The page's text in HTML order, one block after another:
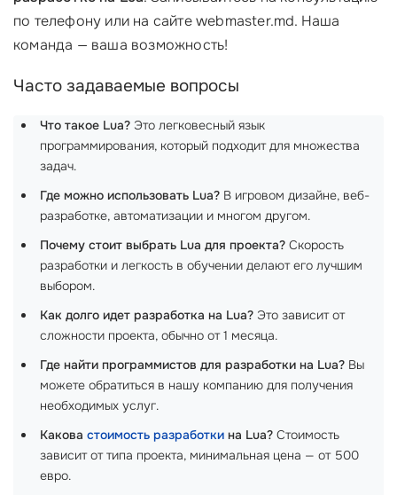
по телефону или на сайте webmaster.md. Наша
команда — ваша возможность!
Часто задаваемые вопросы
Что такое Lua? Это легковесный язык
программирования, который подходит для множества
задач.
Где можно использовать Lua? В игровом дизайне, веб-
разработке, автоматизации и многом другом.
Почему стоит выбрать Lua для проекта? Скорость
разработки и легкость в обучении делают его лучшим
выбором.
Как долго идет разработка на Lua? Это зависит от
сложности проекта, обычно от 1 месяца.
Где найти программистов для разработки на Lua? Вы
можете обратиться в нашу компанию для получения
необходимых услуг.
Какова стоимость разработки на Lua? Стоимость
зависит от типа проекта, минимальная цена — от 500
евро.